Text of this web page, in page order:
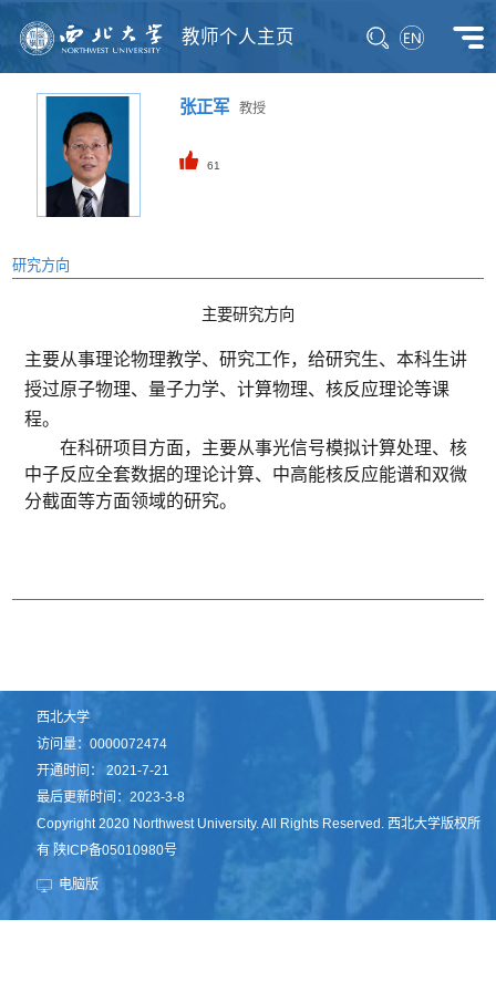
教师个人主页
张正军教授
61
研究方向
主要研究方向
主要从事理论物理教学、研究工作，给研究生、本科生讲
授过原子物理、量子力学、计算物理、核反应理论等课
程。
在科研项目方面，主要从事光信号模拟计算处理、核
中子反应全套数据的理论计算、中高能核反应能谱和双微
分截面等方面领域的研究。
西北大学
访问量：0000072474
开通时间：2021-7-21
最后更新时间：2023-3-8
Copyright 2020 Northwest University. All Rights Reserved. 西北大学版权所
有 陕ICP备05010980号
电脑版